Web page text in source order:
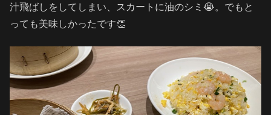
汁飛ばしをしてしまい、スカートに油のシミ😭。でもと
っても美味しかったです👏